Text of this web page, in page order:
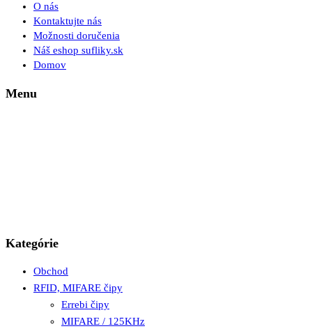
O nás
Kontaktujte nás
Možnosti doručenia
Náš eshop sufliky.sk
Domov
Menu
Kategórie
Obchod
RFID, MIFARE čipy
Errebi čipy
MIFARE / 125KHz